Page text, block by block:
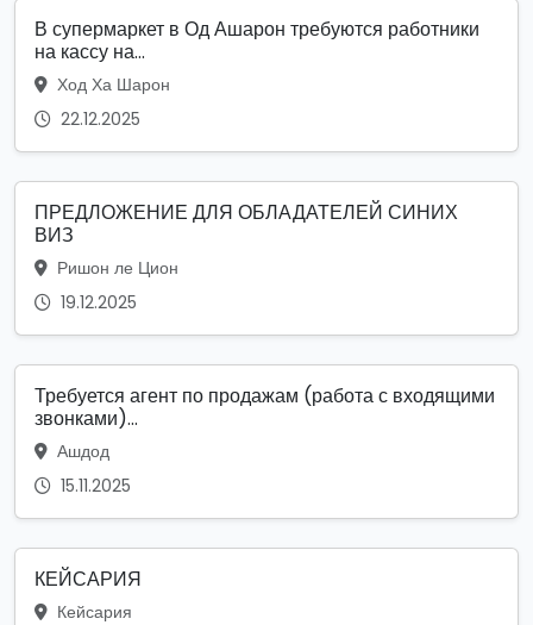
В супермаркет в Од Ашарон требуются работники
на кассу на...
Ход Ха Шарон
22.12.2025
ПРЕДЛОЖЕНИЕ ДЛЯ ОБЛАДАТЕЛЕЙ СИНИХ
ВИЗ
Ришон ле Цион
19.12.2025
Требуется агент по продажам (работа с входящими
звонками)...
Ашдод
15.11.2025
КЕЙСАРИЯ
Кейсария